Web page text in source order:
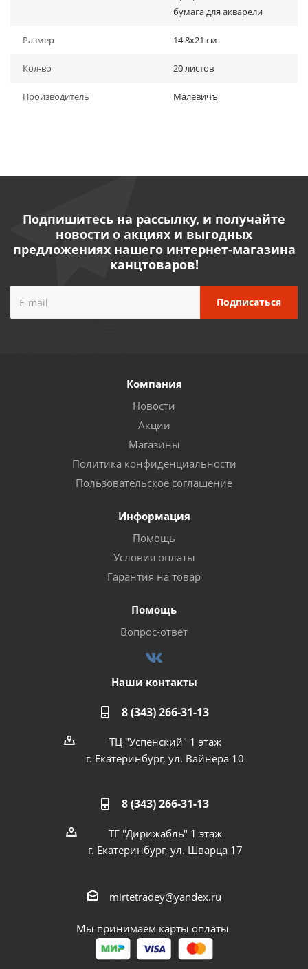
бумага для акварели
Размер 14.8х21 см
Кол-во 20 листов
Производитель Малевичъ
Подпишитесь на рассылку, и получайте
новости о акциях и выгодных
предложениях нашего интернет-магазина
канцтоваров!
Компания
Новости
Акции
Магазины
Политика конфиденциальности
Пользовательское соглашение
Информация
Помощь
Условия оплаты
Гарантия на товар
Помощь
Вопрос-ответ
Наши контакты
8 (343) 266-31-13
ТЦ "Успенский" 1 этаж
г. Екатеринбург, ул. Вайнера 10
8 (343) 266-31-13
ТГ "Дирижабль" 1 этаж
г. Екатеринбург, ул. Шварца 17
mirtetradey@yandex.ru
Мы принимаем карты оплаты